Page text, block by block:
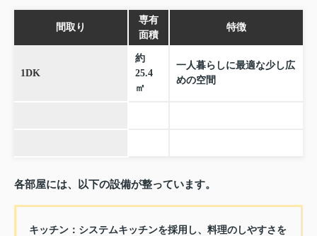
間取り
専有
面積
特徴
1DK
約
25.4
㎡
一人暮らしに最適な少し広
めの空間
各部屋には、以下の設備が整っています。
キッチン： システムキッチンを採用し、料理のしやすさを